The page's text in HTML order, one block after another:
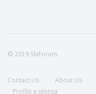
© 2019 SkiForum.
Contact Us About Us
Profilo e utenza